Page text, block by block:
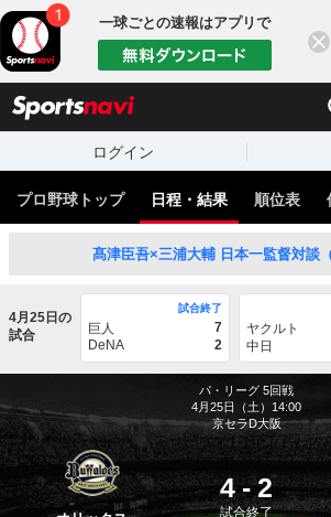
一球ごとの速報はアプリで
ログイン
プロ野球トップ 日程・結果 順位表
髙津臣吾×三浦大輔 日本一監督対談
4月25日の
試合
試合終了
巨人
7
DeNA
2
ヤクルト
中日
パ・リーグ 5回戦
4月25日（土）14:00
京セラD大阪
4 - 2
試合終了